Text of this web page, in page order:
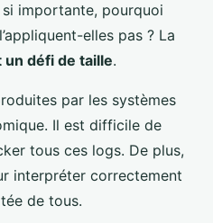
importante, pourquoi
elles pas ? La
un défi de taille.
par les systèmes
Il est difficile de
tous ces logs. De plus,
interpréter correctement
de tous.